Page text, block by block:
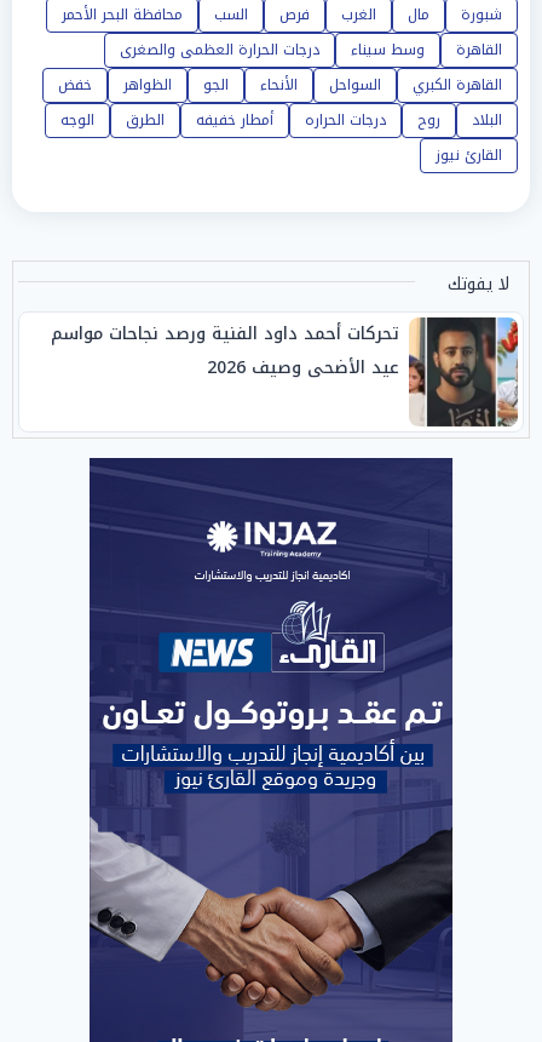
شبورة
مال الغرب فرص السب
محافظة البحر الأحمر
القاهرة
وسط سيناء
درجات الحرارة العظمى والصغرى
القاهرة الكبري
السواحل الأنحاء الجو الظواهر
خفض
البلاد
روح درجات الحراره أمطار خفيفه الطرق
الوجه
القارئ نيوز
لا يفوتك
تحركات أحمد داود الفنية ورصد نجاحات مواسم
عيد الأضحى وصيف 2026